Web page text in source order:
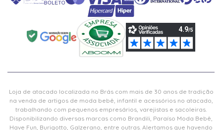
Loja de atacado localizada no Brás com mais de 30 anos de tradição
na venda de artigos de moda bebê, infantil e acessórios no atacado,
trabalhando com pequenos empresários, varejistas e sacoleiras.
Disponibilizando diversas marcas como Brandili, Paraíso Moda Bebê,
Have Fun, Burigotto, Galzerano, entre outras. Alertamos que havendo